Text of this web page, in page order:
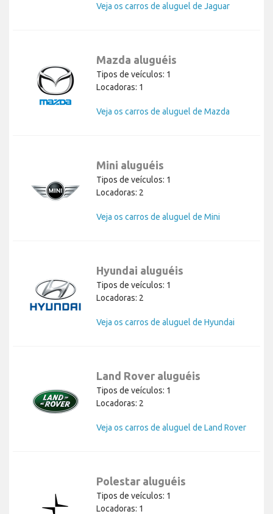
Veja os carros de aluguel de Jaguar
Mazda aluguéis
Tipos de veículos: 1
Locadoras: 1
Veja os carros de aluguel de Mazda
Mini aluguéis
Tipos de veículos: 1
Locadoras: 2
Veja os carros de aluguel de Mini
Hyundai aluguéis
Tipos de veículos: 1
Locadoras: 2
Veja os carros de aluguel de Hyundai
Land Rover aluguéis
Tipos de veículos: 1
Locadoras: 2
Veja os carros de aluguel de Land Rover
Polestar aluguéis
Tipos de veículos: 1
Locadoras: 1